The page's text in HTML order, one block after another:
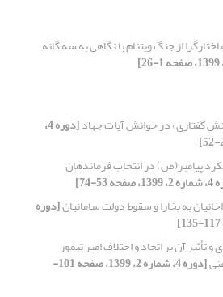
از جنگ ویتنام با نگاهی به سه گانه
گفتاری» در خوانش آیات جهاد [دوره 4،
پیامبر(ص) در انتخاب فرماندهان
53-74]
به بخارا و سقوط دولت سامانیان[دوره
تأثیر آن بر اتحاد و اختلاف امیر تیمور
[دوره 4، شماره 2، 1399، صفحه 101-